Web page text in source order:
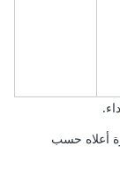
أعلاه حسب